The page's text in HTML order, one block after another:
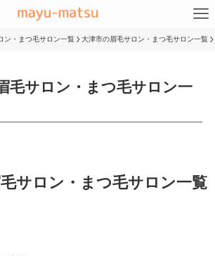
ン・まつ毛サロン一覧 大津市の眉毛サロン・まつ毛サロン一覧
毛サロン・まつ毛サロン一
サロン・まつ毛サロン一覧